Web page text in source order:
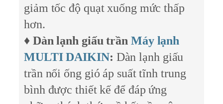
giảm tốc độ quạt xuống mức thấp
hơn.
♦ Dàn lạnh giấu trần Máy lạnh
MULTI DAIKIN: Dàn lạnh giấu
trần nối ống gió áp suất tĩnh trung
bình được thiết kế để đáp ứng